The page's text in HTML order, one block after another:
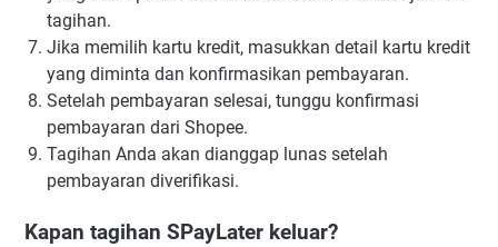
tagihan.
Jika memilih kartu kredit, masukkan detail kartu kredit
yang diminta dan konfirmasikan pembayaran.
Setelah pembayaran selesai, tunggu konfirmasi
pembayaran dari Shopee.
Tagihan Anda akan dianggap lunas setelah
pembayaran diverifikasi.
Kapan tagihan SPayLater keluar?